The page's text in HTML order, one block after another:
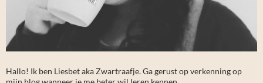
Hallo! Ik ben Liesbet aka Zwartraafje. Ga gerust op verkenning op